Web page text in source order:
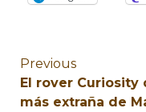
Previous
El rover Curiosity
más extraña de